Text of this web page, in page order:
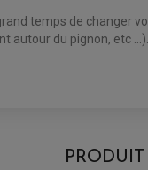
temps de
autour du pignon, etc